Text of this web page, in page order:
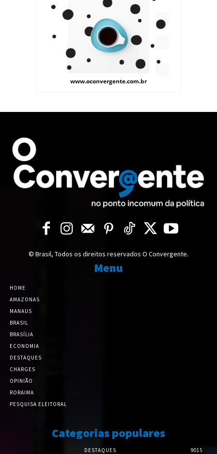
© Brasil, Todos os direitos reservados O Convergente.
Menu
HOME
AMAZONAS
MANAUS
BRASIL
BRASÍLIA
ECONOMIA
DESTAQUES
CHARGES
OPINIÃO
RORAIMA
PESQUISA ELEITORAL
Categorias populares
DESTAQUES
9015